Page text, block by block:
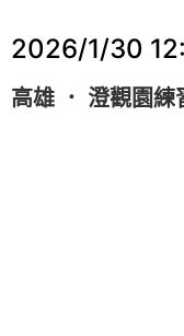
2026/1/30
高雄 ． 澄觀園練